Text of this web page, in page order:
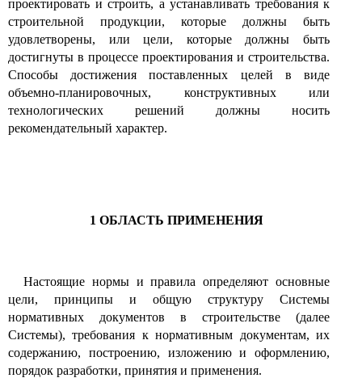
проектировать и строить, а устанавливать требования к
строительной продукции, которые должны быть
удовлетворены, или цели, которые должны быть
достигнуты в процессе проектирования и строительства.
Способы достижения поставленных целей в виде
объемно-планировочных, конструктивных или
технологических решений должны носить
рекомендательный характер.
1 ОБЛАСТЬ ПРИМЕНЕНИЯ
Настоящие нормы и правила определяют основные
цели, принципы и общую структуру Системы
нормативных документов в строительстве (далее
Системы), требования к нормативным документам, их
содержанию, построению, изложению и оформлению,
порядок разработки, принятия и применения.